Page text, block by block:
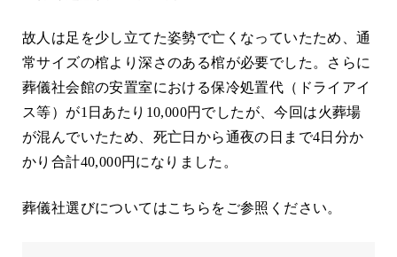
故人は足を少し立てた姿勢で亡くなっていたため、通
常サイズの棺より深さのある棺が必要でした。さらに
葬儀社会館の安置室における保冷処置代（ドライアイ
ス等）が1日あたり10,000円でしたが、今回は火葬場
が混んでいたため、死亡日から通夜の日まで4日分か
かり合計40,000円になりました。
葬儀社選びについてはこちらをご参照ください。